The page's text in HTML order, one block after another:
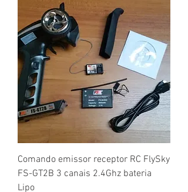
Comando emissor receptor RC FlySky
FS-GT2B 3 canais 2.4Ghz bateria
Lipo